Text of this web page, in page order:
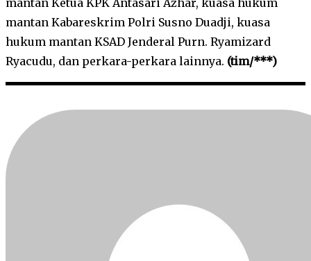
mantan Kabareskrim Polri Susno Duadji, kuasa
hukum mantan KSAD Jenderal Purn. Ryamizard
Ryacudu, dan perkara-perkara lainnya. (tim/***)